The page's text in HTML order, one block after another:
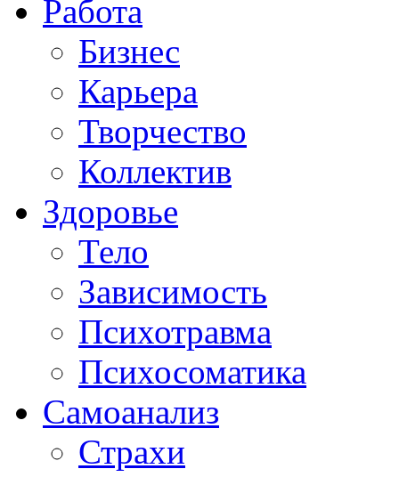
Работа
Бизнес
Карьера
Творчество
Коллектив
Здоровье
Тело
Зависимость
Психотравма
Психосоматика
Самоанализ
Страхи